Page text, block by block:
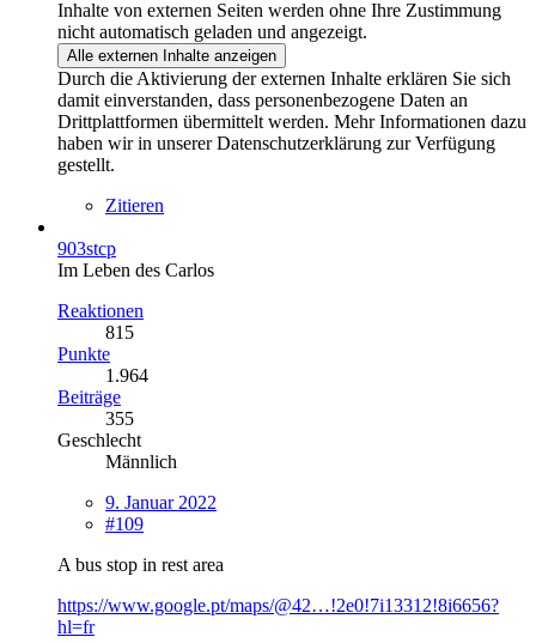
Inhalte von externen Seiten werden ohne Ihre Zustimmung
nicht automatisch geladen und angezeigt.
Alle externen Inhalte anzeigen
Durch die Aktivierung der externen Inhalte erklären Sie sich
damit einverstanden, dass personenbezogene Daten an
Drittplattformen übermittelt werden. Mehr Informationen dazu
haben wir in unserer Datenschutzerklärung zur Verfügung
gestellt.
Zitieren
903stcp
Im Leben des Carlos
Reaktionen
815
Punkte
1.964
Beiträge
355
Geschlecht
Männlich
9. Januar 2022
#109
A bus stop in rest area
https://www.google.pt/maps/@42…!2e0!7i13312!8i6656?
hl=fr